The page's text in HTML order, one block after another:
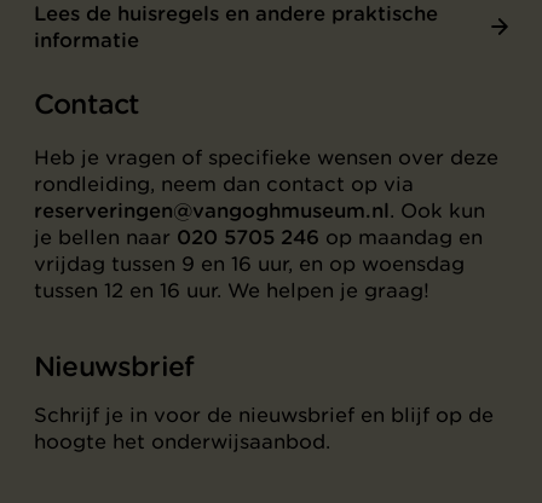
Lees de huisregels en andere praktische
informatie
Contact
Heb je vragen of specifieke wensen over deze
rondleiding, neem dan contact op via
reserveringen@vangoghmuseum.nl. Ook kun
je bellen naar 020 5705 246 op maandag en
vrijdag tussen 9 en 16 uur, en op woensdag
tussen 12 en 16 uur. We helpen je graag!
Nieuwsbrief
Schrijf je in voor de nieuwsbrief en blijf op de
hoogte het onderwijsaanbod.